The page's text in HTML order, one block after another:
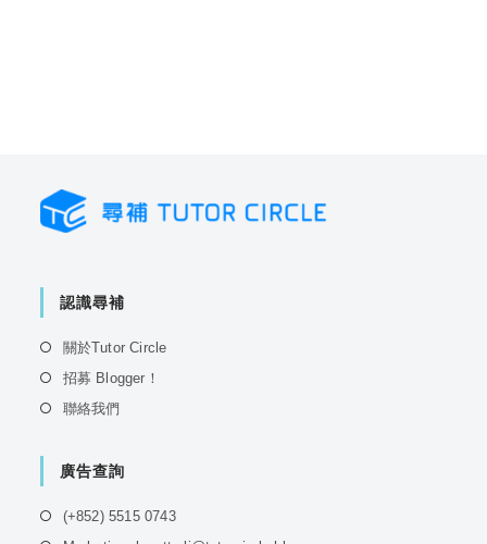
認識尋補
關於Tutor CircleOpens
招募 Blogger！
聯絡我們
new
廣告查詢
(+852) 5515 0743Opens